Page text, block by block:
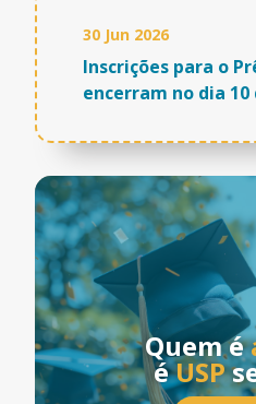
30 Jun 2026
Inscrições para o
encerram no dia
Quem é
éUSP